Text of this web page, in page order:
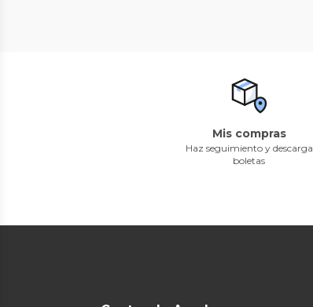
Mis compras
Haz seguimiento y descarga
boletas